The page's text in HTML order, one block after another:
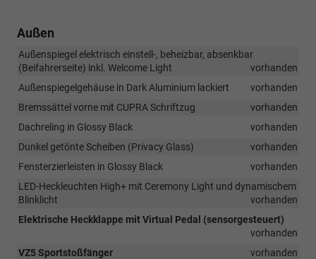
Außen
Außenspiegel elektrisch einstell-, beheizbar, absenkbar
(Beifahrerseite) inkl. Welcome Light
vorhanden
Außenspiegelgehäuse in Dark Aluminium lackiert
vorhanden
Bremssättel vorne mit CUPRA Schriftzug
vorhanden
Dachreling in Glossy Black
vorhanden
Dunkel getönte Scheiben (Privacy Glass)
vorhanden
Fensterzierleisten in Glossy Black
vorhanden
LED-Heckleuchten High+ mit Ceremony Light und dynamischem
Blinklicht
vorhanden
Elektrische Heckklappe mit Virtual Pedal (sensorgesteuert)
vorhanden
VZ5 Sportstoßfänger
vorhanden